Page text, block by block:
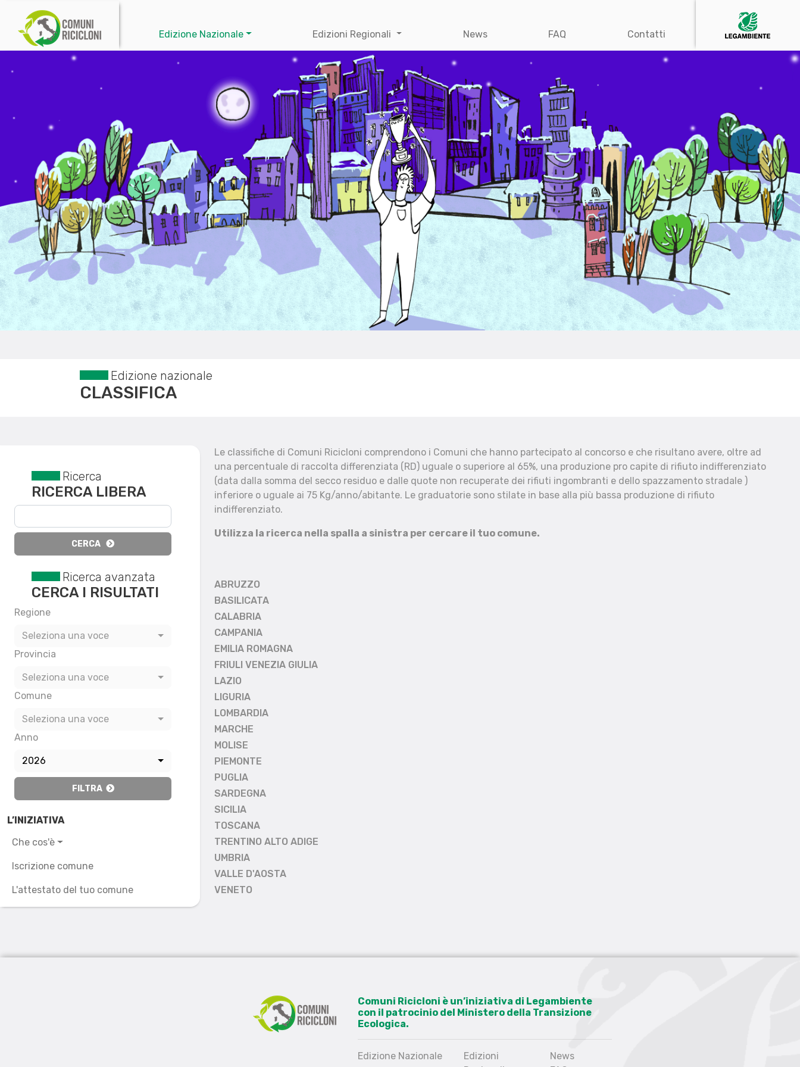
Edizione Nazionale Edizioni Regionali News FAQ Contatti
Edizione nazionale
CLASSIFICA
Reset filtri
Ricerca
RICERCA LIBERA
CERCA
Ricerca avanzata
CERCA I RISULTATI
Regione
Seleziona una voce
Provincia
Seleziona una voce
Comune
Seleziona una voce
Anno
2026
FILTRA
L’INIZIATIVA
Che cos'è
Iscrizione comune
L'attestato del tuo comune
Le classifiche di Comuni Ricicloni comprendono i Comuni che hanno partecipato al concorso e che risultano avere, oltre ad
una percentuale di raccolta differenziata (RD) uguale o superiore al 65%, una produzione pro capite di rifiuto indifferenziato
(data dalla somma del secco residuo e dalle quote non recuperate dei rifiuti ingombranti e dello spazzamento stradale )
inferiore o uguale ai 75 Kg/anno/abitante. Le graduatorie sono stilate in base alla più bassa produzione di rifiuto
indifferenziato.
Utilizza la ricerca nella spalla a sinistra per cercare il tuo comune.
ABRUZZO
BASILICATA
CALABRIA
CAMPANIA
EMILIA ROMAGNA
FRIULI VENEZIA GIULIA
LAZIO
LIGURIA
LOMBARDIA
MARCHE
MOLISE
PIEMONTE
PUGLIA
SARDEGNA
SICILIA
TOSCANA
TRENTINO ALTO ADIGE
UMBRIA
VALLE D'AOSTA
VENETO
Comuni Ricicloni è un’iniziativa di Legambiente
con il patrocinio del Ministero della Transizione
Ecologica.
Edizione Nazionale
Edizioni
News